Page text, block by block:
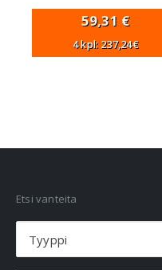
59,31 €
4 kpl: 237,24€
Etsi vanteita
Tyyppi